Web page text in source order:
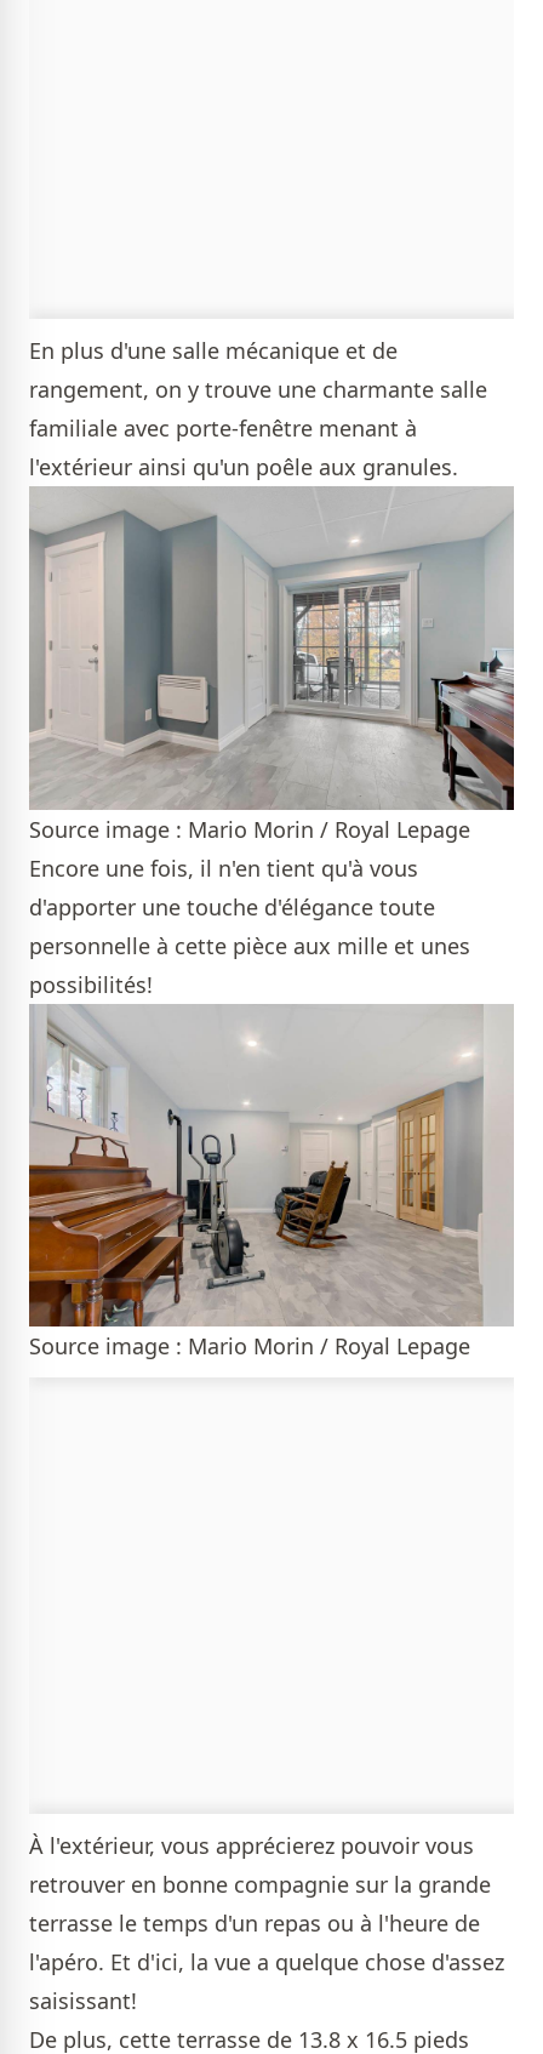
En plus d'une salle mécanique et de
rangement, on y trouve une charmante salle
familiale avec porte-fenêtre menant à
l'extérieur ainsi qu'un poêle aux granules.
Source image : Mario Morin / Royal Lepage
Encore une fois, il n'en tient qu'à vous
d'apporter une touche d'élégance toute
personnelle à cette pièce aux mille et unes
possibilités!
Source image : Mario Morin / Royal Lepage
À l'extérieur, vous apprécierez pouvoir vous
retrouver en bonne compagnie sur la grande
terrasse le temps d'un repas ou à l'heure de
l'apéro. Et d'ici, la vue a quelque chose d'assez
saisissant!
De plus, cette terrasse de 13.8 x 16.5 pieds